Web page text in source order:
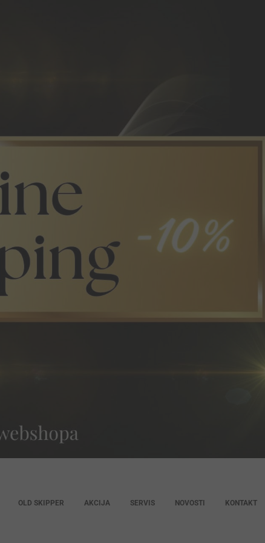
OLD SKIPPER AKCIJA SERVIS NOVOSTI KONTAKT